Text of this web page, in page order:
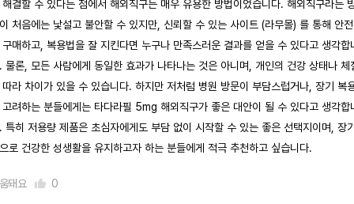
해결할 수 있다는 점에서 해외직구는 매우 유용한 방법이었습니다. 해외직구라는
처음에는 낯설고 불안할 수 있지만, 신뢰할 수 있는 사이트 (라무몰) 를 통해 안
매하고, 복용법을 잘 지킨다면 누구나 만족스러운 결과를 얻을 수 있다고 생각합
물론, 모든 사람에게 동일한 효과가 나타나는 것은 아니며, 개인의 건강 상태나 체
따라 차이가 있을 수 있습니다. 하지만 저처럼 병원 방문이 부담스럽거나, 장기 복
고려하는 분들에게는 타다라필 5mg 해외직구가 좋은 대안이 될 수 있다고 생각합
특히 저용량 제품은 초심자에게도 부담 없이 시작할 수 있는 좋은 선택지이며, 장기
로 건강한 성생활을 유지하고자 하는 분들에게 적극 추천하고 싶습니다.
돼요 0